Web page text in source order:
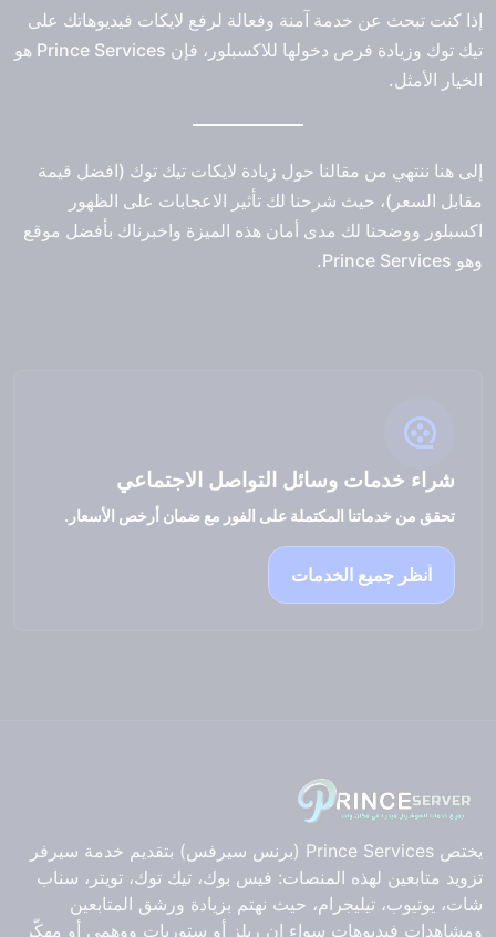
إذا كنت تبحث عن خدمة آمنة وفعالة لرفع لايكات فيديوهاتك على
تيك توك وزيادة فرص دخولها للاكسبلور، فإن Prince Services هو
الخيار الأمثل.
إلى هنا ننتهي من مقالنا حول زيادة لايكات تيك توك (افضل قيمة
مقابل السعر)، حيث شرحنا لك تأثير الاعجابات على الظهور
اكسبلور ووضحنا لك مدى أمان هذه الميزة واخبرناك بأفضل موقع
وهو Prince Services.
شراء خدمات وسائل التواصل الاجتماعي
تحقق من خدماتنا المكتملة على الفور مع ضمان أرخص الأسعار.
انظر جميع الخدمات
يختص Prince Services (برنس سيرفس) بتقديم خدمة سيرفر
تزويد متابعين لهذه المنصات: فيس بوك، تيك توك، تويتر، سناب
شات، يوتيوب، تيليجرام، حيث نهتم بزيادة ورشق المتابعين
ومشاهدات فيديوهات سواء ان ريلز أو ستوريات ووهمي أو مهكّر